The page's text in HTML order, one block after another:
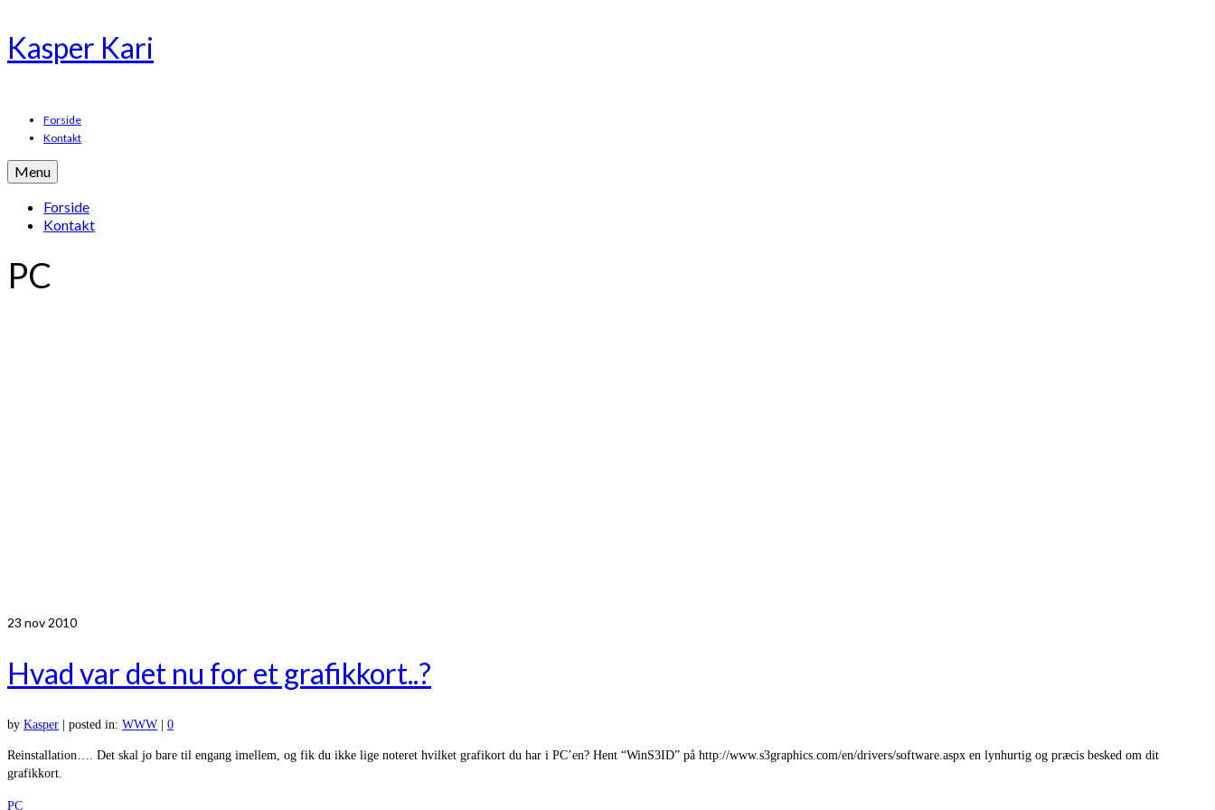
Kasper Kari
Forside
Kontakt
Menu
Forside
Kontakt
PC
23 nov 2010
Hvad var det nu for et grafikkort..?
by Kasper posted in: WWW 0
Reinstallation…. Det skal jo bare til engang imellem, og fik du ikke lige noteret hvilket grafikort du har i PC’en? Hent “WinS3ID” på http://www.s3graphics.com/en/drivers/software.aspx en lynhurtig og præcis besked om dit
grafikkort.
PC